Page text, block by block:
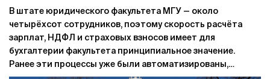
В штате юридического факультета МГУ — около
четырёхсот сотрудников, поэтому скорость расчёта
зарплат, НДФЛ и страховых взносов имеет для
бухгалтерии факультета принципиальное значение.
Ранее эти процессы уже были автоматизированы,